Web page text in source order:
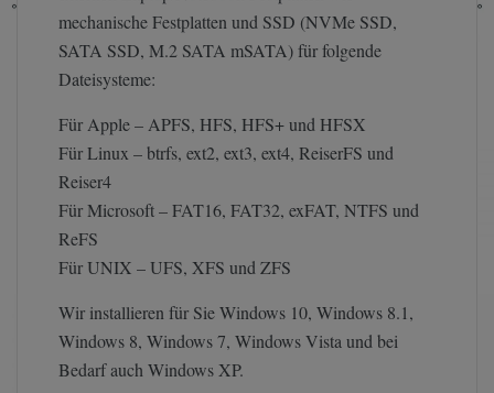
mechanische Festplatten und SSD (NVMe SSD,
SATA SSD, M.2 SATA mSATA) für folgende
Dateisysteme:
Für Apple – APFS, HFS, HFS+ und HFSX
Für Linux – btrfs, ext2, ext3, ext4, ReiserFS und
Reiser4
Für Microsoft – FAT16, FAT32, exFAT, NTFS und
ReFS
Für UNIX – UFS, XFS und ZFS
Wir installieren für Sie Windows 10, Windows 8.1,
Windows 8, Windows 7, Windows Vista und bei
Bedarf auch Windows XP.